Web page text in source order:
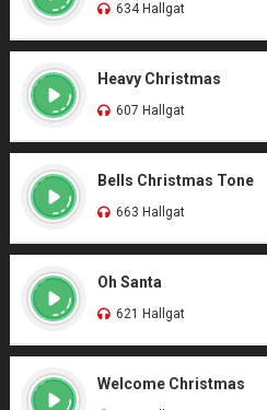
634 Hallgat
Heavy Christmas
607 Hallgat
Bells Christmas Tone
663 Hallgat
Oh Santa
621 Hallgat
Welcome Christmas